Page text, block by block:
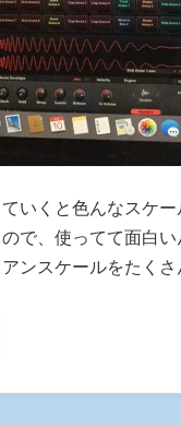
いくと色んなスケ
で、使ってて面白
ンスケールをたく